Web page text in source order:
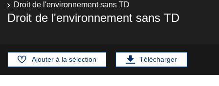
Droit de l'environnement sans TD
Droit de l'environnement sans TD
Ajouter à la sélection Télécharger